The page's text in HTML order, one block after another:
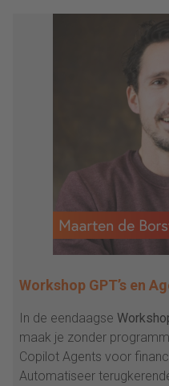
Workshop GPT’s en
In de eendaagse
maak je zonder
Copilot Agents voor
Automatiseer